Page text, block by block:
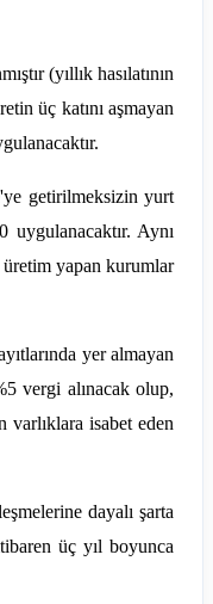
(yıllık hasılatının
üç katını aşmayan
getirilmeksizin yurt
uygulanacaktır. Aynı
yapan kurumlar
yer almayan
vergi alınacak olup,
varlıklara isabet eden
dayalı şarta
üç yıl boyunca